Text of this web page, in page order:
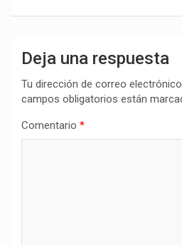
Deja una respuesta
Tu dirección de correo
campos obligatorios están
Comentario *